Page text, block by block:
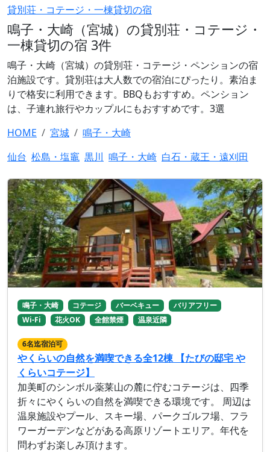
貸別荘・コテージ・一棟貸切の宿
鳴子・大崎（宮城）の貸別荘・コテージ・
一棟貸切の宿 3件
鳴子・大崎（宮城）の貸別荘・コテージ・ペンションの宿
泊施設です。貸別荘は大人数での宿泊にぴったり。素泊ま
りで格安に利用できます。BBQもおすすめ。ペンション
は、子連れ旅行やカップルにもおすすめです。3選
HOME
宮城
鳴子・大崎
仙台 松島・塩竈 黒川 鳴子・大崎 白石・蔵王・遠刈田
鳴子・大崎 コテージ バーベキュー
バリアフリー
Wi-Fi
花火OK 全館禁煙 温泉近隣
6名迄宿泊可
やくらいの自然を満喫できる全12棟 【たびの邸宅 や
くらいコテージ】
加美町のシンボル薬莱山の麓に佇むコテージは、四季
折々にやくらいの自然を満喫できる環境です。 周辺は
温泉施設やプール、スキー場、パークゴルフ場、フラ
ワーガーデンなどがある高原リゾートエリア。年代を
問わずお楽しみ頂けます。